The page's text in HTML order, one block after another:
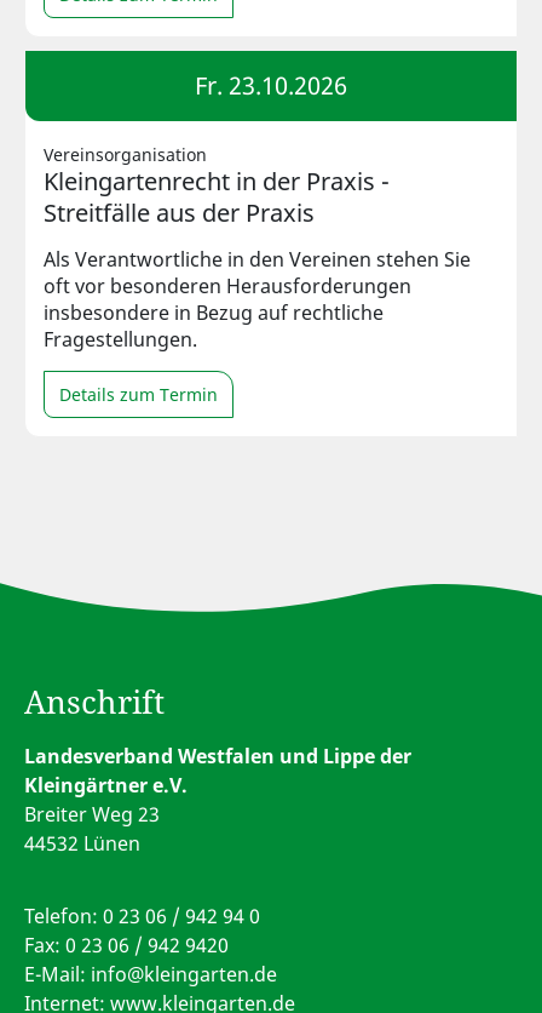
Fr. 23.10.2026
Vereinsorganisation
Kleingartenrecht in der Praxis -
Streitfälle aus der Praxis
Als Verantwortliche in den Vereinen stehen Sie
oft vor besonderen Herausforderungen
insbesondere in Bezug auf rechtliche
Fragestellungen.
Details zum Termin
Anschrift
Landesverband Westfalen und Lippe der
Kleingärtner e.V.
Breiter Weg 23
44532 Lünen
Telefon: 0 23 06 / 942 94 0
Fax: 0 23 06 / 942 9420
E-Mail: info@kleingarten.de
Internet: www.kleingarten.de